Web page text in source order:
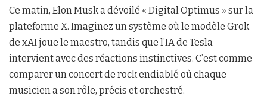
Ce matin, Elon Musk a dévoilé « Digital Optimus » sur la
plateforme X. Imaginez un système où le modèle Grok
de xAI joue le maestro, tandis que l’IA de Tesla
intervient avec des réactions instinctives. C’est comme
comparer un concert de rock endiablé où chaque
musicien a son rôle, précis et orchestré.